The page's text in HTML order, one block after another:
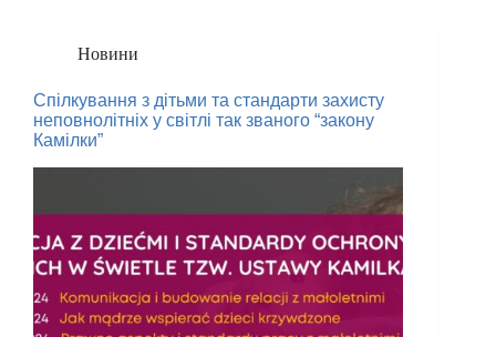
Новини
Спілкування з дітьми та стандарти захисту
неповнолітніх у світлі так званого “закону
Камілки”